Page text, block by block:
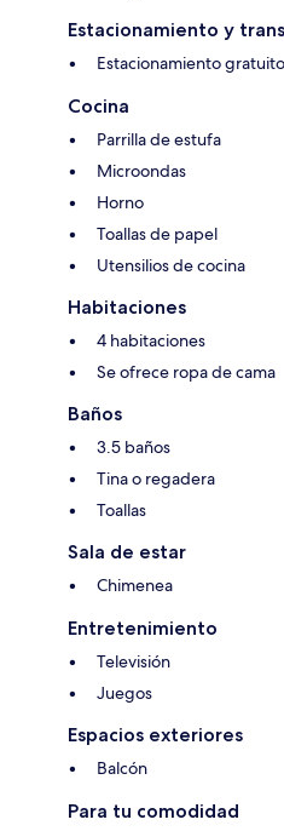
Estacionamiento y
Estacionamiento
Cocina
Parrilla de estufa
Microondas
Horno
Toallas de papel
Utensilios de cocina
Habitaciones
4 habitaciones
Se ofrece ropa de cama
Baños
3.5 baños
Tina o regadera
Toallas
Sala de estar
Chimenea
Entretenimiento
Televisión
Juegos
Espacios exteriores
Balcón
Para tu comodidad